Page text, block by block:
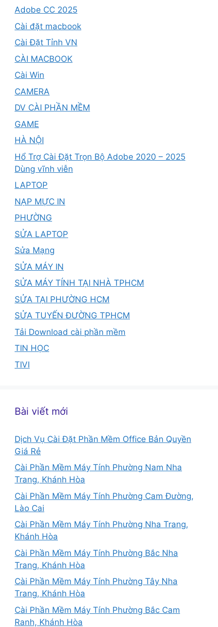
Adobe CC 2025
Cài đặt macbook
Cài Đặt Tỉnh VN
CÀI MACBOOK
Cài Win
CAMERA
DV CÀI PHẦN MỀM
GAME
HÀ NỘI
Hổ Trợ Cài Đặt Trọn Bộ Adobe 2020 – 2025
Dùng vĩnh viễn
LAPTOP
NẠP MỰC IN
PHƯỜNG
SỬA LAPTOP
Sửa Mạng
SỬA MÁY IN
SỬA MÁY TÍNH TẠI NHÀ TPHCM
SỬA TẠI PHƯỜNG HCM
SỬA TUYẾN ĐƯỜNG TPHCM
Tải Download cài phần mềm
TIN HỌC
TIVI
Bài viết mới
Dịch Vụ Cài Đặt Phần Mềm Office Bản Quyền
Giá Rẻ
Cài Phần Mềm Máy Tính Phường Nam Nha
Trang, Khánh Hòa
Cài Phần Mềm Máy Tính Phường Cam Đường,
Lào Cai
Cài Phần Mềm Máy Tính Phường Nha Trang,
Khánh Hòa
Cài Phần Mềm Máy Tính Phường Bắc Nha
Trang, Khánh Hòa
Cài Phần Mềm Máy Tính Phường Tây Nha
Trang, Khánh Hòa
Cài Phần Mềm Máy Tính Phường Bắc Cam
Ranh, Khánh Hòa